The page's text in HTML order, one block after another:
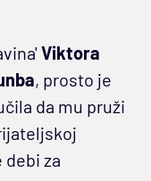
Viktora
, prosto je
da mu pruži
za